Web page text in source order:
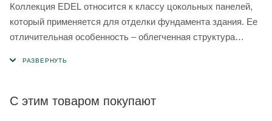
Коллекция EDEL относится к классу цокольных панелей,
который применяется для отделки фундамента здания. Ее
отличительная особенность – облегченная структура
С этим товаром покупают